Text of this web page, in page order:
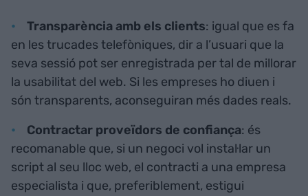
Transparència amb els clients: igual que es fa
en les trucades telefòniques, dir a l’usuari que la
seva sessió pot ser enregistrada per tal de millorar
la usabilitat del web. Si les empreses ho diuen i
són transparents, aconseguiran més dades reals.
Contractar proveïdors de confiança: és
recomanable que, si un negoci vol instal·lar un
script al seu lloc web, el contracti a una empresa
especialista i que, preferiblement, estigui